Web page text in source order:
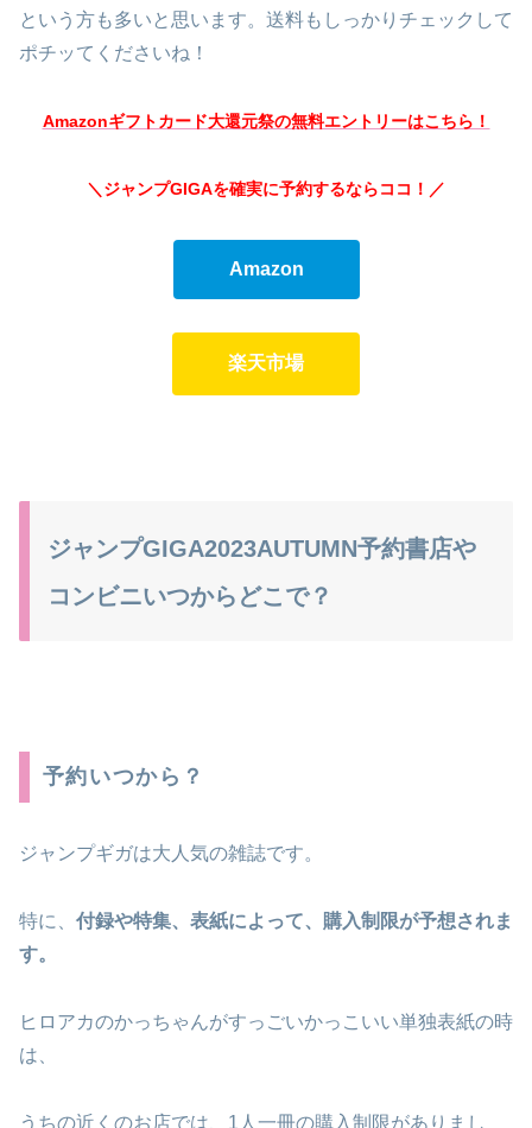
という方も多いと思います。送料もしっかりチェックして
ポチッてくださいね！
Amazonギフトカード大還元祭の無料エントリーはこちら！
＼ジャンプGIGAを確実に予約するならココ！ ／
Amazon
楽天市場
ジャンプGIGA2023AUTUMN予約書店や
コンビニいつからどこで？
予約いつから？
ジャンプギガは大人気の雑誌です。
特に、 付録や特集、表紙によって、購入制限が予想されま
す。
ヒロアカのかっちゃんがすっごいかっこいい単独表紙の時
は、
うちの近くのお店では、1人一冊の購入制限がありまし